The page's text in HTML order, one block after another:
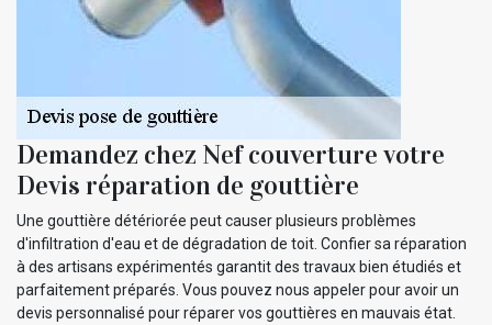
Demandez chez Nef couverture votre
Devis réparation de gouttière
Une gouttière détériorée peut causer plusieurs problèmes
d'infiltration d'eau et de dégradation de toit. Confier sa réparation
à des artisans expérimentés garantit des travaux bien étudiés et
parfaitement préparés. Vous pouvez nous appeler pour avoir un
devis personnalisé pour réparer vos gouttières en mauvais état.